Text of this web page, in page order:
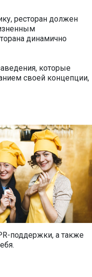
ресторан должен
динамично
которые
своей концепции,
поддержки, а также